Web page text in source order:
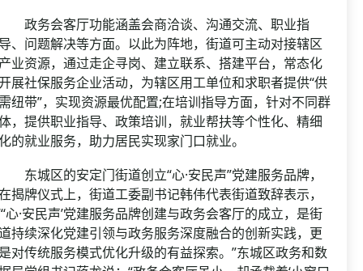
务会客厅功能涵盖会商洽谈、沟通交流、职业指
、问题解决等方面。以此为阵地，街道可主动对接辖区
业资源，通过走企寻岗、建立联系、搭建平台，常态化
展社保服务企业活动，为辖区用工单位和求职者提供“供
纽带”，实现资源最优配置;在培训指导方面，针对不同群
，提供职业指导、政策培训，就业帮扶等个性化、精细
的就业服务，助力居民实现家门口就业。
城区的安定门街道创立“心·安民声”党建服务品牌，
揭牌仪式上，街道工委副书记韩伟代表街道致辞表示，
心·安民声’党建服务品牌创建与政务会客厅的成立，是街
持续深化党建引领与政务服务深度融合的创新实践，更
对传统服务模式优化升级的有益探索。”东城区政务和数